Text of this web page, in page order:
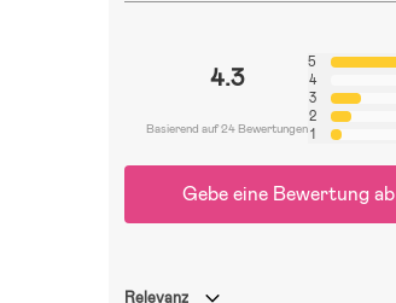
4.3
Basierend auf 24 Bewertungen
5
4
3
2
1
Gebe eine Bewertung ab
Relevanz